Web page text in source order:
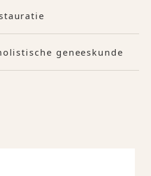
geneeskunde